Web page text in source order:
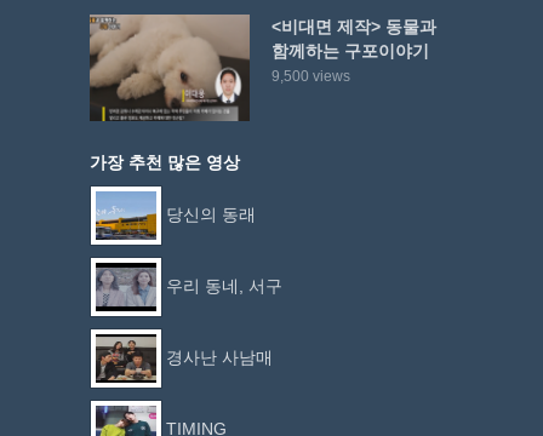
<비대면 제작> 동물과
함께하는 구포이야기
9,500 views
가장 추천 많은 영상
당신의 동래
우리 동네, 서구
경사난 사남매
TIMING